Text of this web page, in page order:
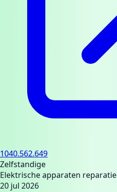
1040.562.649
Zelfstandige
Elektrische apparaten reparatie
20 jul 2026